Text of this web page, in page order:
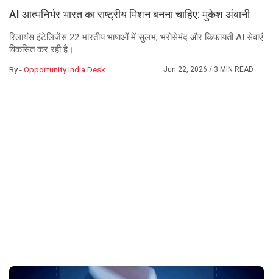
AI आत्मनिर्भर भारत का राष्ट्रीय मिशन बनना चाहिए: मुकेश अंबानी
रिलायंस इंटेलिजेंस 22 भारतीय भाषाओं में सुलभ, भरोसेमंद और किफायती AI सेवाएं
विकसित कर रही है।
By -Opportunity India Desk Jun 22, 2026/ 3 MIN READ